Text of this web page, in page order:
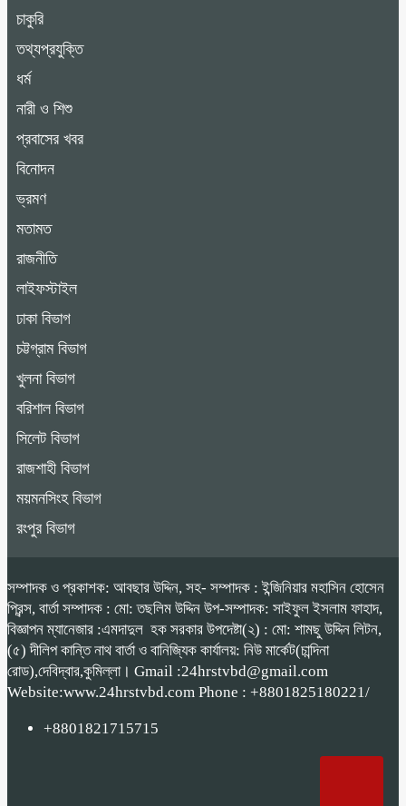
চাকুরি
তথ্যপ্রযুক্তি
ধর্ম
নারী ও শিশু
প্রবাসের খবর
বিনোদন
ভ্রমণ
মতামত
রাজনীতি
লাইফস্টাইল
ঢাকা বিভাগ
চট্টগ্রাম বিভাগ
খুলনা বিভাগ
বরিশাল বিভাগ
সিলেট বিভাগ
রাজশাহী বিভাগ
ময়মনসিংহ বিভাগ
রংপুর বিভাগ
সম্পাদক ও প্রকাশক: আবছার উদ্দিন, সহ- সম্পাদক : ইন্জিনিয়ার মহাসিন হোসেন
প্রিন্স, বার্তা সম্পাদক : মো: তছলিম উদ্দিন উপ-সম্পাদক: সাইফুল ইসলাম ফাহাদ,
বিজ্ঞাপন ম্যানেজার :এমদাদুল হক সরকার উপদেষ্টা(২) : মো: শামছু উদ্দিন লিটন,
(৫) দীলিপ কান্তি নাথ বার্তা ও বানিজ্যিক কার্যালয়: নিউ মার্কেট(চান্দিনা
রোড),দেবিদ্বার,কুমিল্লা। Gmail :24hrstvbd@gmail.com
Website:www.24hrstvbd.com Phone : +8801825180221/
+8801821715715